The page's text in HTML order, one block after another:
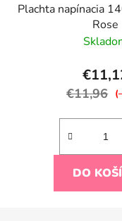
Plachta napínacia
Rose
€11,96
DO